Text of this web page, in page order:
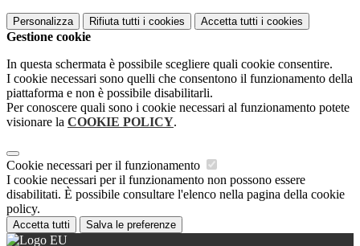
Personalizza Rifiuta tutti i cookies Accetta tutti i cookies
Gestione cookie
In questa schermata è possibile scegliere quali cookie consentire.
I cookie necessari sono quelli che consentono il funzionamento della
piattaforma e non è possibile disabilitarli.
Per conoscere quali sono i cookie necessari al funzionamento potete
visionare la COOKIE POLICY.
Cookie necessari per il funzionamento
I cookie necessari per il funzionamento non possono essere
disabilitati. È possibile consultare l'elenco nella pagina della cookie
policy.
Accetta tutti Salva le preferenze